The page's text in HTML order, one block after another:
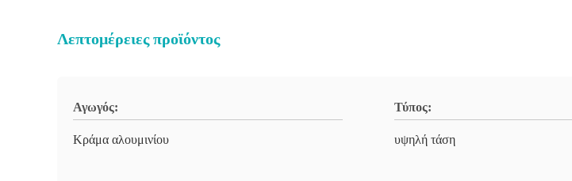
Λεπτομέρειες προϊόντος
Αγωγός:
Κράμα αλουμινίου
Τύπος:
υψηλή τάση